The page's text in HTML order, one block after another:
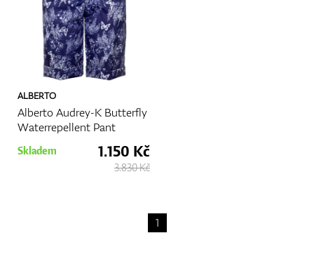
ALBERTO
Alberto Audrey-K Butterfly
Waterrepellent Pant
Skladem 1.150 Kč
3.830 Kč
1